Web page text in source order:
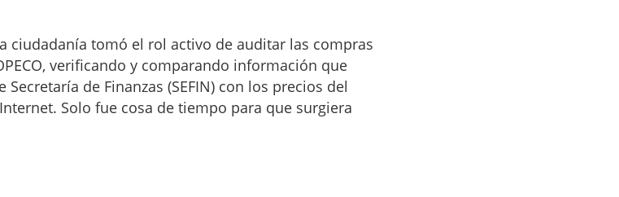
ciudadanía tomó el rol activo de auditar las compras
verificando y comparando información que
de Finanzas (SEFIN) con los precios del
Solo fue cosa de tiempo para que surgiera